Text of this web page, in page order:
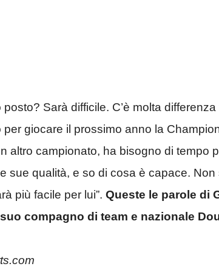
posto? Sarà difficile. C’è molta
per giocare il prossimo anno la
altro campionato, ha bisogno di tempo
sue qualità, e so di cosa è capace. Non
più facile per lui”. Queste le parole di
compagno di team e nazionale